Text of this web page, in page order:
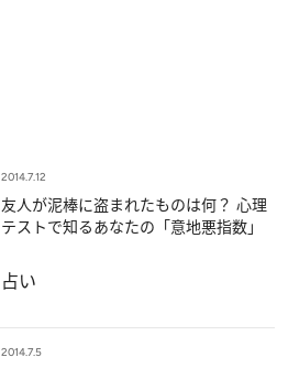
2014.7.12
友人が泥棒に盗まれたものは何？ 心理
テストで知るあなたの「意地悪指数」
占い
2014.7.5